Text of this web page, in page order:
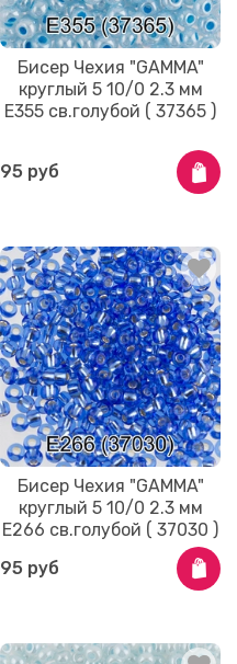
Бисер Чехия "GAMMA"
круглый 5 10/0 2.3 мм
E355 св.голубой ( 37365 )
95 руб
Бисер Чехия "GAMMA"
круглый 5 10/0 2.3 мм
E266 св.голубой ( 37030 )
95 руб